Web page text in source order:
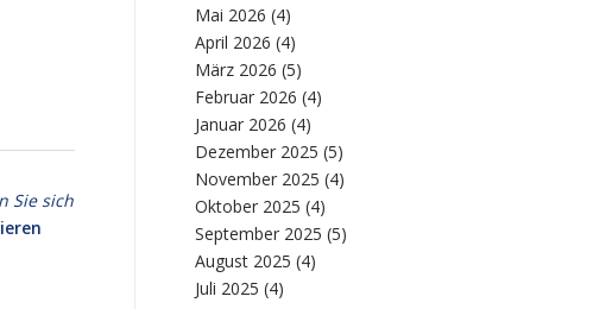
Sie sich
Mai 2026 (4)
April 2026 (4)
März 2026 (5)
Februar 2026 (4)
Januar 2026 (4)
Dezember 2025 (5)
November 2025 (4)
Oktober 2025 (4)
September 2025 (5)
August 2025 (4)
Juli 2025 (4)